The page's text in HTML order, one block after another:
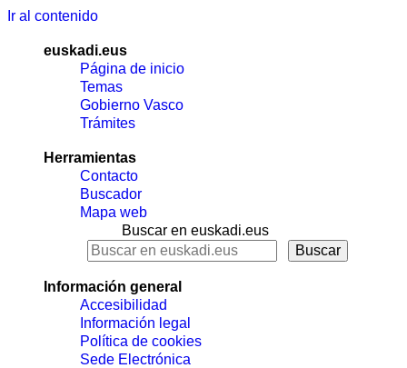
Ir al contenido
euskadi.eus
Página de inicio
Temas
Gobierno Vasco
Trámites
Herramientas
Contacto
Buscador
Mapa web
Buscar en euskadi.eus
Información general
Accesibilidad
Información legal
Política de cookies
Sede Electrónica